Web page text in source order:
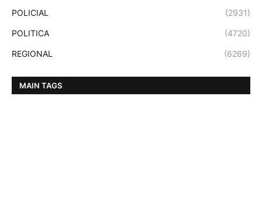
POLICIAL (2931)
POLITICA (4720)
REGIONAL (6269)
MAIN TAGS